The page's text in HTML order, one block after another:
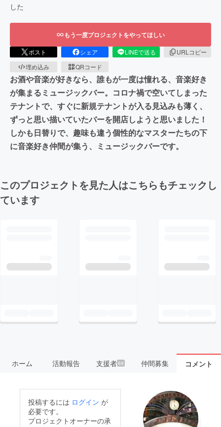
した
もう一度プロジェクトをやってほしい
ポスト シェア LINEで送る
URLコピー
埋め込み
QRコード
お酒や音楽が好きなら、誰もが一度は憧れる、音楽好き
が集まるミュージックバー。コロナ禍で空いてしまった
テナントで、すぐに新規テナントが入る見込みも薄く、
ずっと思い描いていたバーを開店しようと思いました！
しかも日替りで、趣味も違う個性的なマスターたちの下
に音楽好き仲間が集う、ミュージックバーです。
このプロジェクトを見た人はこちらもチェックし
ています
ホーム 活動報告 支援者69 仲間募集 コメント
投稿するには ログイン が
必要です。
プロジェクトオーナーの承